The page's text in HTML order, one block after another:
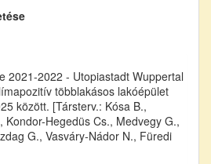
2021-2022 - Utopiastadt Wuppertal
többlakásos lakóépület
között. [Társterv.: Kósa B.,
Kondor-Hegedüs Cs., Medvegy G.,
G., Vasváry-Nádor N., Füredi